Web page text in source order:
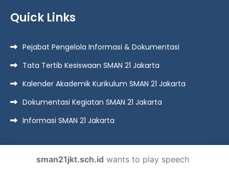
Quick Links
Pejabat Pengelola Informasi & Dokumentasi
Tata Tertib Kesiswaan SMAN 21 Jakarta
Kalender Akademik Kurikulum SMAN 21 Jakarta
Dokumentasi Kegiatan SMAN 21 Jakarta
Informasi SMAN 21 Jakarta
sman21jkt.sch.id wants to play speech